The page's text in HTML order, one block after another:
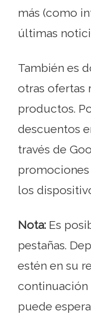
más (como
últimas
También es
otras ofertas
productos.
descuentos
través de
promociones
los
Nota: Es
pestañas.
estén en su
continuación
puede